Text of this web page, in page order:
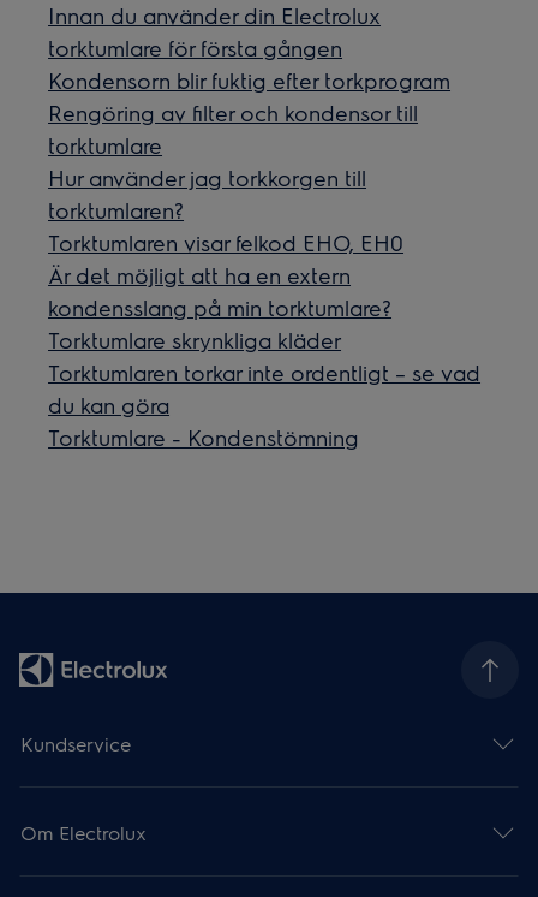
Innan du använder din Electrolux
torktumlare för första gången
Kondensorn blir fuktig efter torkprogram
Rengöring av filter och kondensor till
torktumlare
Hur använder jag torkkorgen till
torktumlaren?
Torktumlaren visar felkod EHO, EH0
Är det möjligt att ha en extern
kondensslang på min torktumlare?
Torktumlare skrynkliga kläder
Torktumlaren torkar inte ordentligt – se vad
du kan göra
Torktumlare - Kondenstömning
Kundservice
Om Electrolux